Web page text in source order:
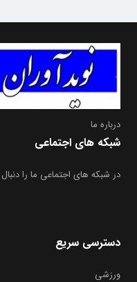
درباره ما
شبکه های اجتماعی
در شبکه های اجتماعی ما را
دسترسی سریع
ورزشی